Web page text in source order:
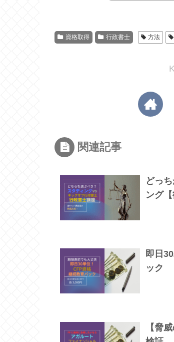
資格取得 行政書士 方法
関連記事
どっ
ング【
即日
ック
【脅